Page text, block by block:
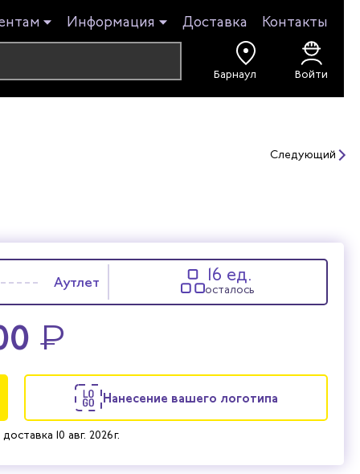
Информация Доставка Контакты
Войти
Аутлет 16 ед.
осталось
₽
10 авг. 2026 г.
Нанесение вашего логотипа
Следующий